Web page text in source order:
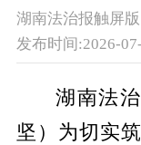
湖南法治报触屏版
发布时间:2026-
湖南法
坚）为切实